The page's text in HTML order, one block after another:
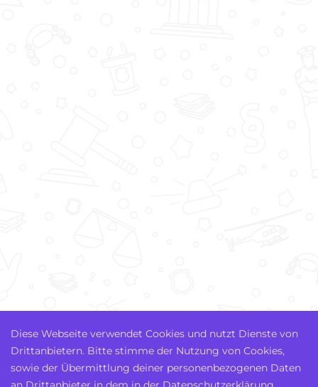
Diese Webseite verwendet Cookies und nutzt Dienste von
Drittanbietern. Bitte stimme der Nutzung von Cookies,
sowie der Übermittlung deiner personenbezogenen Daten